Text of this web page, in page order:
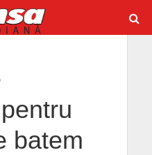
batem